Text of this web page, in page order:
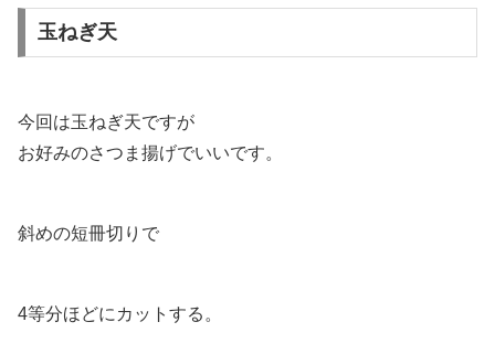
玉ねぎ天
今回は玉ねぎ天ですが
お好みのさつま揚げでいいです。
斜めの短冊切りで
4等分ほどにカットする。